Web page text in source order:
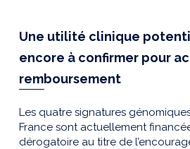
Une utilité clinique
encore à confirmer pour
remboursement
Les quatre signatures
France sont actuellement
dérogatoire au titre de